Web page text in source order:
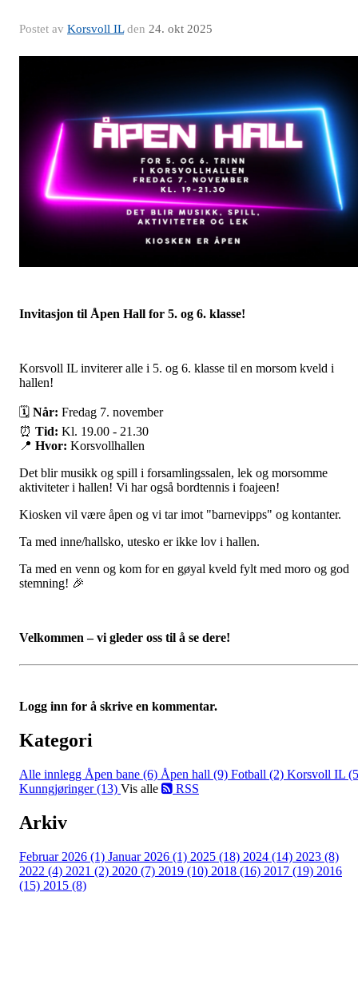
Postet av Korsvoll ILden 24. okt 2025
Invitasjon til Åpen Hall for 5. og 6. klasse!
Korsvoll IL inviterer alle i 5. og 6. klasse til en morsom kveld i
hallen!
🗓 Når: Fredag 7. november
⏰ Tid: Kl. 19.00 - 21.30
📍 Hvor: Korsvollhallen
Det blir musikk og spill i forsamlingssalen, lek og morsomme
aktiviteter i hallen! Vi har også bordtennis i foajeen!
Kiosken vil være åpen og vi tar imot "barnevipps" og kontanter.
Ta med inne/hallsko, utesko er ikke lov i hallen.
Ta med en venn og kom for en gøyal kveld fylt med moro og god
stemning! 🎉
Velkommen – vi gleder oss til å se dere!
Logg inn for å skrive en kommentar.
Kategori
Alle innlegg Åpen bane (6) Åpen hall (9) Fotball (2) Korsvoll IL
Kunngjøringer (13) Vis alle RSS
Arkiv
Februar 2026 (1) Januar 2026 (1) 2025 (18) 2024 (14) 2023 (8)
2022 (4) 2021 (2) 2020 (7) 2019 (10) 2018 (16) 2017 (19) 2016
(15) 2015 (8)